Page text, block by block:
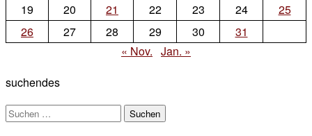
19
20 21 22 23 24
25
26
27 28 29 30
31
« Nov. Jan. »
suchendes
Suchen